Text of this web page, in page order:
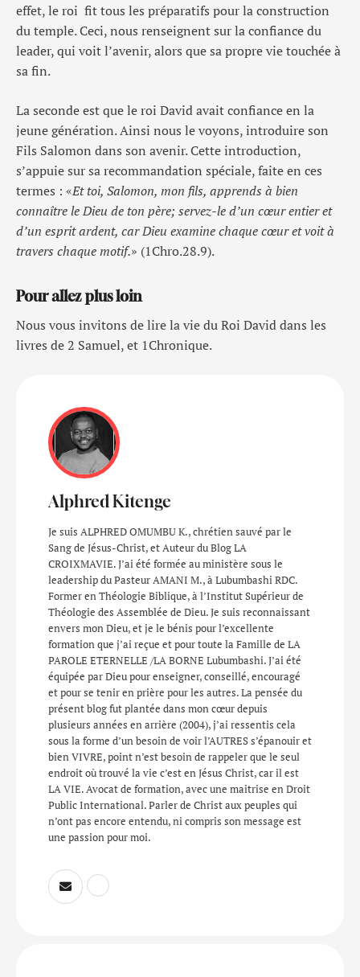
effet, le roi fit tous les préparatifs pour la construction
du temple. Ceci, nous renseignent sur la confiance du
leader, qui voit l’avenir, alors que sa propre vie touchée à
sa fin.
La seconde est que le roi David avait confiance en la
jeune génération. Ainsi nous le voyons, introduire son
Fils Salomon dans son avenir. Cette introduction,
s’appuie sur sa recommandation spéciale, faite en ces
termes : «Et toi, Salomon, mon fils, apprends à bien
connaître le Dieu de ton père; servez-le d’un cœur entier et
d’un esprit ardent, car Dieu examine chaque cœur et voit à
travers chaque motif.» (1Chro.28.9).
Pour allez plus loin
Nous vous invitons de lire la vie du Roi David dans les
livres de 2 Samuel, et 1Chronique.
Alphred Kitenge
Je suis ALPHRED OMUMBU K., chrétien sauvé par le
Sang de Jésus-Christ, et Auteur du Blog LA
CROIXMAVIE. J’ai été formée au ministère sous le
leadership du Pasteur AMANI M., à Lubumbashi RDC.
Former en Théologie Biblique, à l’Institut Supérieur de
Théologie des Assemblée de Dieu. Je suis reconnaissant
envers mon Dieu, et je le bénis pour l’excellente
formation que j’ai reçue et pour toute la Famille de LA
PAROLE ETERNELLE /LA BORNE Lubumbashi. J’ai été
équipée par Dieu pour enseigner, conseillé, encouragé
et pour se tenir en prière pour les autres. La pensée du
présent blog fut plantée dans mon cœur depuis
plusieurs années en arrière (2004), j’ai ressentis cela
sous la forme d’un besoin de voir l’AUTRES s’épanouir et
bien VIVRE, point n’est besoin de rappeler que le seul
endroit où trouvé la vie c’est en Jésus Christ, car il est
LA VIE. Avocat de formation, avec une maitrise en Droit
Public International. Parler de Christ aux peuples qui
n’ont pas encore entendu, ni compris son message est
une passion pour moi.